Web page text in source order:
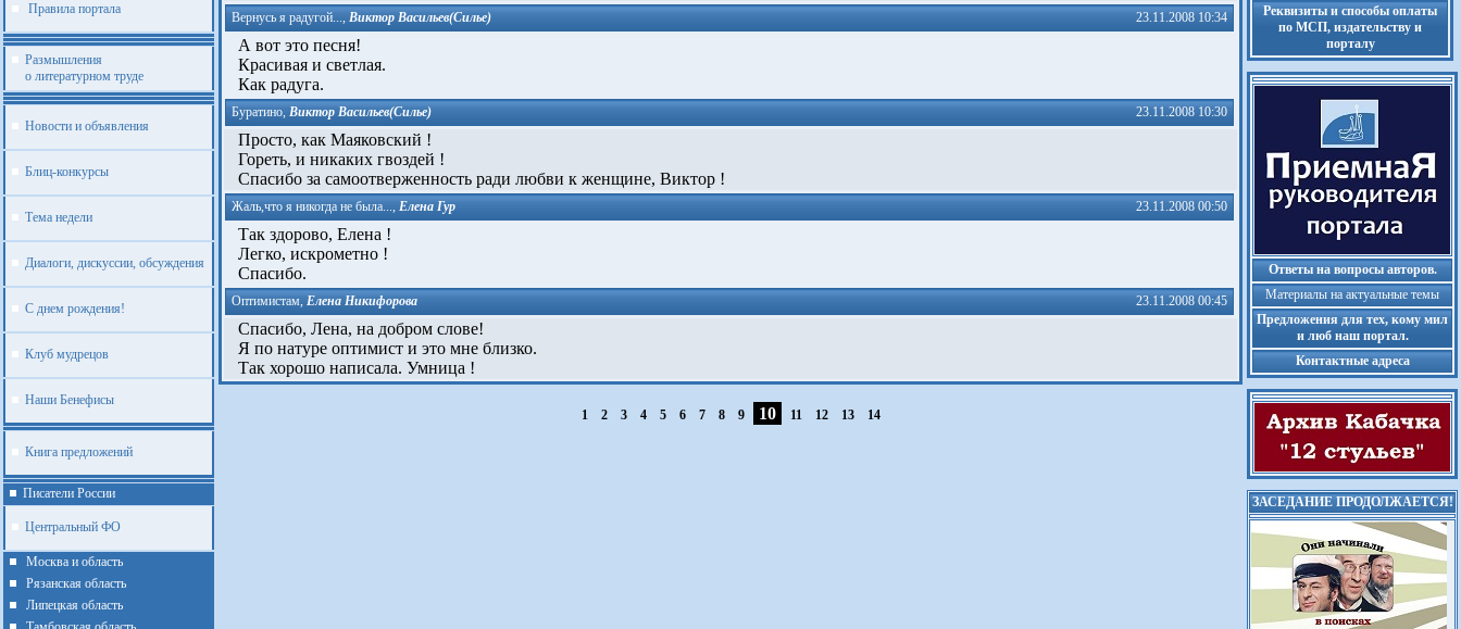
Правила портала
Размышления
о литературном труде
Новости и объявления
Блиц-конкурсы
Тема недели
Диалоги, дискуссии, обсуждения
С днем рождения!
Клуб мудрецов
Наши Бенефисы
Книга предложений
Писатели России
Центральный ФО
Москва и область
Рязанская область
Липецкая область
Вернусь я радугой..., Виктор Васильев(Силье) 23.11.2008 10:34
А вот это песня!
Красивая и светлая.
Как радуга.
Буратино, Виктор Васильев(Силье) 23.11.2008 10:30
Просто, как Маяковский !
Гореть, и никаких гвоздей !
Спасибо за самоотверженность ради любви к женщине, Виктор !
Жаль,что я никогда не была..., Елена Гур 23.11.2008 00:50
Так здорово, Елена !
Легко, искрометно !
Спасибо.
Оптимистам, Елена Никифорова 23.11.2008 00:45
Спасибо, Лена, на добром слове!
Я по натуре оптимист и это мне близко.
Так хорошо написала. Умница !
1 2 3 4 5 6 7 8 9 10 11 12 13 14
Реквизиты и способы оплаты
по МСП, издательству и
порталу
Ответы на вопросы авторов.
Материалы на актуальные темы
Предложения для тех, кому мил
и люб наш портал.
Контактные адреса
ЗАСЕДАНИЕ ПРОДОЛЖАЕТСЯ!